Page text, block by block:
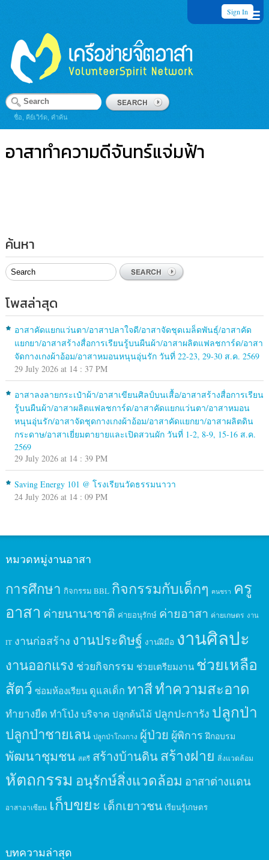
Sign In
ชื่อ, คีย์เวิร์ด, คำค้น
อาสาทำความดีจันทร์แจ่มฟ้า
ค้นหา
โพสล่าสุด
อาสาคัดแยกแว่นตา/อาสาปลาใจดี/อาสาจัดชุดเมล็ดพันธุ์/อาสาคัด
แยกยา/อาสาสร้างสื่อการเรียนรู้บนผืนผ้า/อาสาผลิตแฟลชการ์ด/อาสา
จัดกางเกงผ้าอ้อม/อาสาหมอนหนุนอุ่นรัก วันที่ 22-23, 29-30 ส.ค. 2569
29 July 2026 at 14 : 37 PM
อาสาลงลายกระเป๋าผ้า/อาสาเขียนศิลป์บนเสื้อ/อาสาสร้างสื่อการเรียน
รู้บนผืนผ้า/อาสาผลิตแฟลชการ์ด/อาสาคัดแยกแว่นตา/อาสาหมอน
หนุนอุ่นรัก/อาสาจัดชุดกางเกงผ้าอ้อม/อาสาคัดแยกยา/อาสาผลิตดิน
กระดาษ/อาสาเยี่ยมตายายและเปิดสวนผัก วันที่ 1-2, 8-9, 15-16 ส.ค.
2569
29 July 2026 at 14 : 39 PM
Saving Energy 101 @ โรงเรียนวัดธรรมนาวา
24 July 2026 at 14 : 09 PM
หมวดหมู่งานอาสา
การศึกษา กิจกรรม BBL กิจกรรมกับเด็กๆ คนชรา ครู
อาสา ค่ายนานาชาติ ค่ายอนุรักษ์ ค่ายอาสา ค่ายเกษตร งาน
IT งานก่อสร้าง งานประดิษฐ์ งานฝีมือ งานศิลปะ
งานออกแรง ช่วยกิจกรรม ช่วยเตรียมงาน ช่วยเหลือ
สัตว์ ซ่อมห้องเรียน ดูแลเด็ก ทาสีทำความสะอาด
ทำยางยืด ทำโป่ง บริจาค ปลูกต้นไม้ ปลูกปะการัง ปลูกป่า
ปลูกป่าชายเลน ปลูกป่าโกงกาง ผู้ป่วย ผู้พิการ ฝึกอบรม
พัฒนาชุมชน สตรี สร้างบ้านดินสร้างฝาย สิ่งแวดล้อม
หัตถกรรม อนุรักษ์สิ่งแวดล้อม อาสาต่างแดน
อาสาอาเซียน เก็บขยะ เด็กเยาวชน เรียนรู้เกษตร
บทความล่าสุด